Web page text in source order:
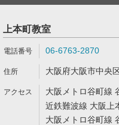
上本町教室
06-6763-2870
大阪府大阪市中央
大阪メトロ谷町線
近鉄難波線 大阪上
大阪メトロ谷町線